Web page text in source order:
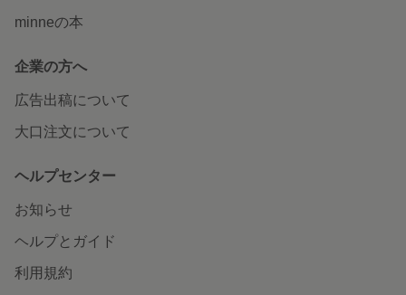
minneの本
企業の方へ
広告出稿について
大口注文について
ヘルプセンター
お知らせ
ヘルプとガイド
利用規約